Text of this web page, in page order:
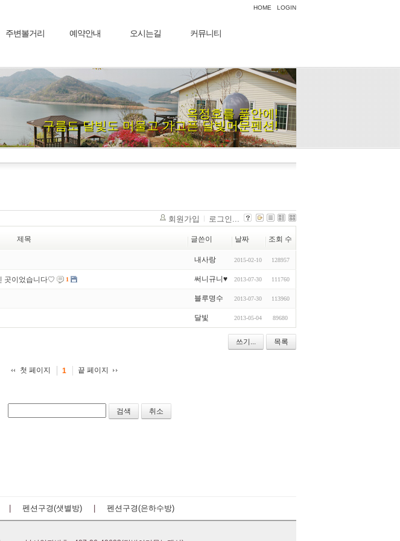
HOME LOGIN
주변볼거리 예약안내 오시는길 커뮤니티
옥정호를 품안에!
구름도 달빛도 머물고 가고픈 달빛머문펜션!
회원가입 로그인...
제목 글쓴이 날짜 조회 수
내사랑 2015-02-10 128957
곳이었습니다♡ 1 써니규니♥ 2013-07-30 111760
블루명수 2013-07-30 113960
달빛 2013-05-04 89680
쓰기... 목록
첫 페이지 1 끝 페이지
취소
펜션구경(샛별방) 펜션구경(은하수방)